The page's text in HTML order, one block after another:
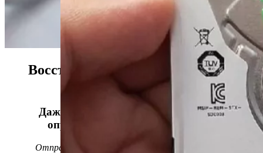
Восстанавливаем данные в 98%
случаев!
Даже, если носитель информации не
определяется, стучит или пищит.
Отправьте заявку на бесплатную